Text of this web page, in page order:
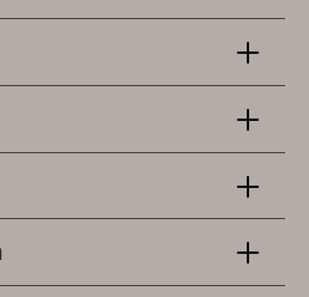
Die
Licht, die Verteilung
schönes homogenes
(3 x 1 Watt) mit
von 90° zum
inklusive
für 12